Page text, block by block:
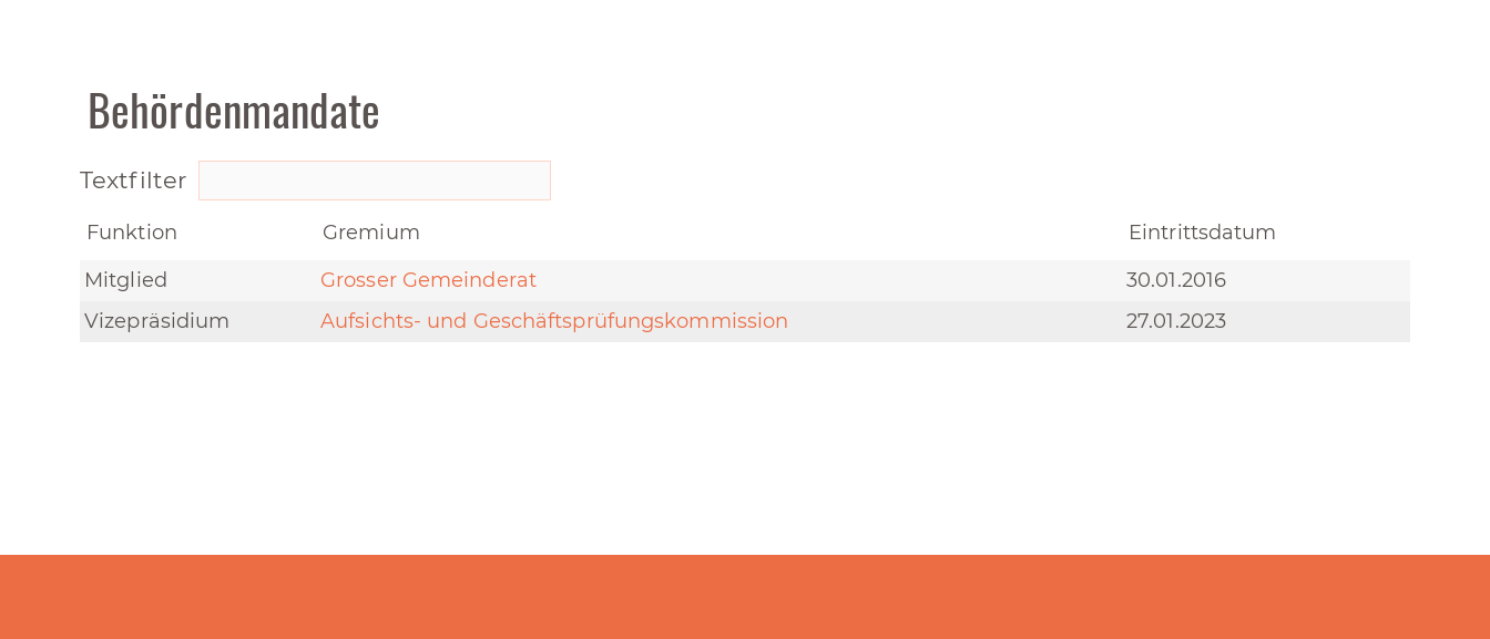
Behördenmandate
Textfilter
Funktion Gremium
Eintrittsdatum
Mitglied
Grosser Gemeinderat
30.01.2016
Vizepräsidium
Aufsichts- und Geschäftsprüfungskommission 27.01.2023